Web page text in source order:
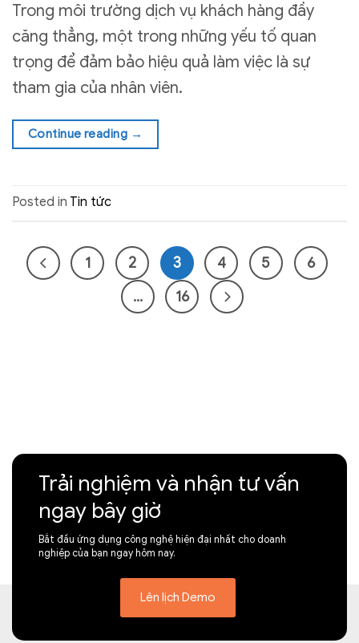
Trong môi trường dịch vụ khách hàng đầy
căng thẳng, một trong những yếu tố quan
trọng để đảm bảo hiệu quả làm việc là sự
tham gia của nhân viên.
Continue reading →
Posted in Tin tức
1 2 3 4 5
6
…
16
Trải nghiệm và nhận tư vấn
ngay bây giờ
Bắt đầu ứng dụng công nghệ hiện đại nhất cho doanh
nghiệp của bạn ngay hôm nay.
Lên lịch Demo